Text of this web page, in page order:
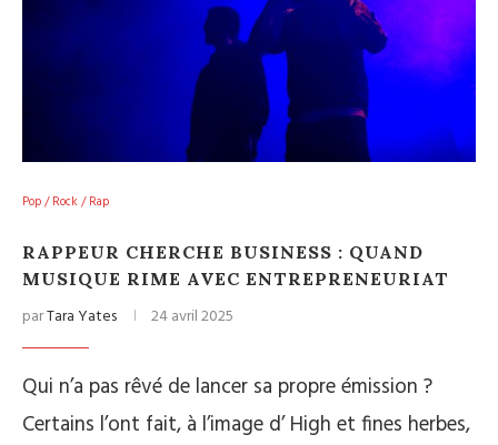
Pop / Rock / Rap
RAPPEUR CHERCHE BUSINESS : QUAND
MUSIQUE RIME AVEC ENTREPRENEURIAT
parTara Yates 24 avril 2025
Qui n’a pas rêvé de lancer sa propre émission ?
Certains l’ont fait, à l’image d’ High et fines herbes,